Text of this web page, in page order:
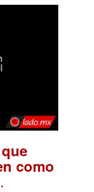
como
.